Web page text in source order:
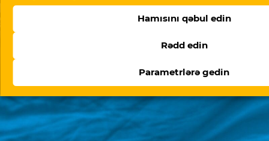
Hamısını qəbul edin
Rədd edin
Parametrlərə gedin
“Meydan TV işi”: “Burada mühakimə olunan